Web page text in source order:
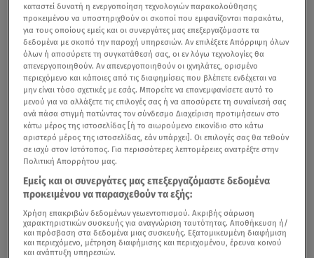
καταστεί δυνατή η ενεργοποίηση τεχνολογιών παρακολούθησης
προκειμένου να υποστηριχθούν οι σκοποί που εμφανίζονται παρακάτω,
για τους οποίους εμείς και οι συνεργάτες μας επεξεργαζόμαστε τα
δεδομένα με σκοπό την παροχή υπηρεσιών. Αν επιλέξετε Απόρριψη όλων
όλων ή αποσύρετε τη συγκατάθεσή σας, οι εν λόγω τεχνολογίες θα
απενεργοποιηθούν. Αν απενεργοποιηθούν οι ιχνηλάτες, ορισμένο
περιεχόμενο και κάποιες από τις διαφημίσεις που βλέπετε ενδέχεται να
μην είναι τόσο σχετικές με εσάς. Μπορείτε να επανεμφανίσετε αυτό το
μενού για να αλλάξετε τις επιλογές σας ή να αποσύρετε τη συναίνεσή σας
ανά πάσα στιγμή πατώντας τον σύνδεσμο Διαχείριση προτιμήσεων στο
κάτω μέρος της ιστοσελίδας [ή το αιωρούμενο εικονίδιο στο κάτω
αριστερό μέρος της ιστοσελίδας, εάν υπάρχει]. Οι επιλογές σας θα τεθούν
σε ισχύ στον Ιστότοπος. Για περισσότερες λεπτομέρειες ανατρέξτε στην
Πολιτική Απορρήτου μας.
Εμείς και οι συνεργάτες μας επεξεργαζόμαστε δεδομένα
προκειμένου να παρασχεθούν τα εξής:
Χρήση επακριβών δεδομένων γεωεντοπισμού. Ακριβής σάρωση
χαρακτηριστικών συσκευής για αναγνώριση ταυτότητας. Αποθήκευση ή/
και πρόσβαση στα δεδομένα μιας συσκευής. Εξατομικευμένη διαφήμιση
και περιεχόμενο, μέτρηση διαφήμισης και περιεχομένου, έρευνα κοινού
και ανάπτυξη υπηρεσιών.